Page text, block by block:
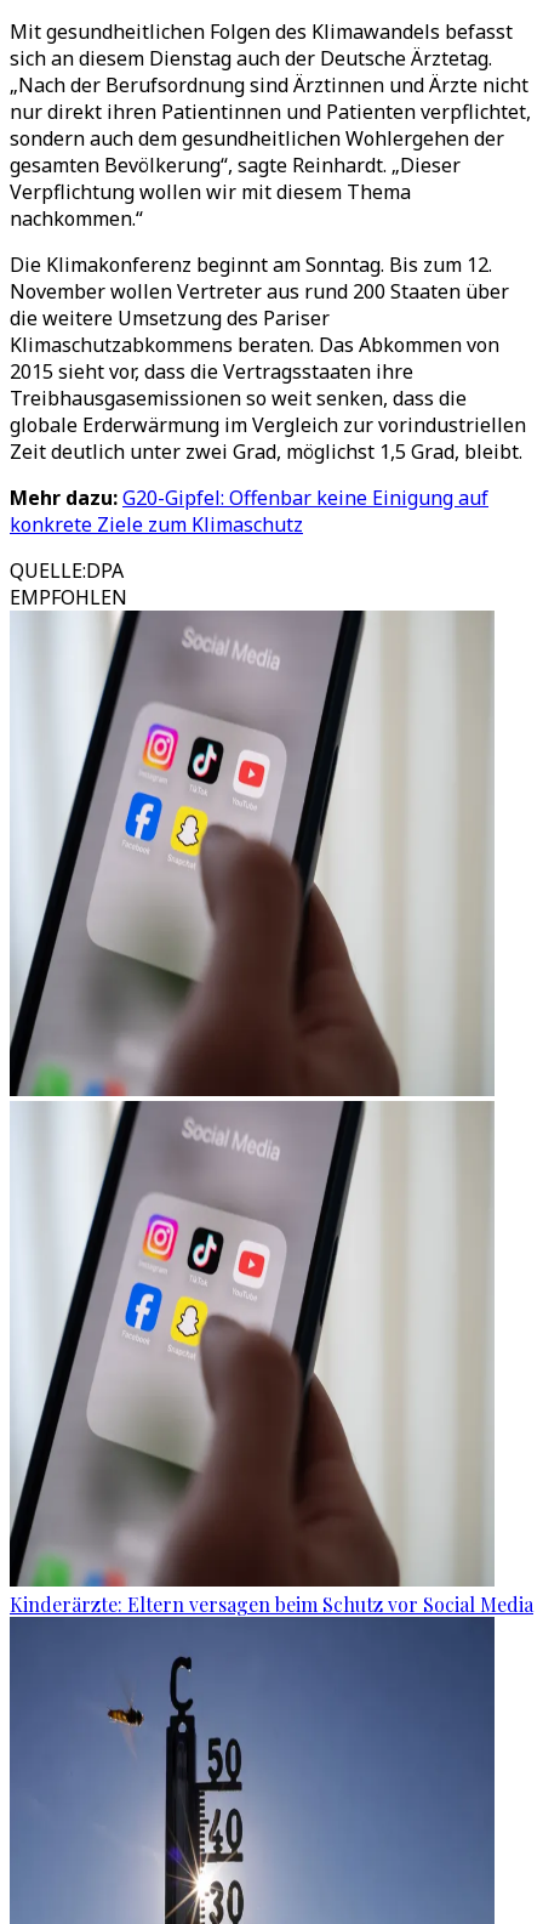
Mit gesundheitlichen Folgen des Klimawandels befasst
sich an diesem Dienstag auch der Deutsche Ärztetag.
„Nach der Berufsordnung sind Ärztinnen und Ärzte nicht
nur direkt ihren Patientinnen und Patienten verpflichtet,
sondern auch dem gesundheitlichen Wohlergehen der
gesamten Bevölkerung“, sagte Reinhardt. „Dieser
Verpflichtung wollen wir mit diesem Thema
nachkommen.“
Die Klimakonferenz beginnt am Sonntag. Bis zum 12.
November wollen Vertreter aus rund 200 Staaten über
die weitere Umsetzung des Pariser
Klimaschutzabkommens beraten. Das Abkommen von
2015 sieht vor, dass die Vertragsstaaten ihre
Treibhausgasemissionen so weit senken, dass die
globale Erderwärmung im Vergleich zur vorindustriellen
Zeit deutlich unter zwei Grad, möglichst 1,5 Grad, bleibt.
Mehr dazu:G20-Gipfel: Offenbar keine Einigung auf
konkrete Ziele zum Klimaschutz
QUELLE:DPA
EMPFOHLEN
Kinderärzte: Eltern versagen beim Schutz vor Social Media